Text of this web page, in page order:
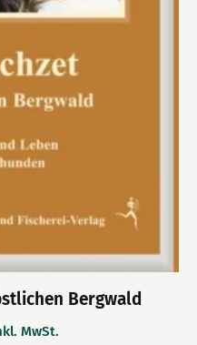
Bergwald
MwSt.